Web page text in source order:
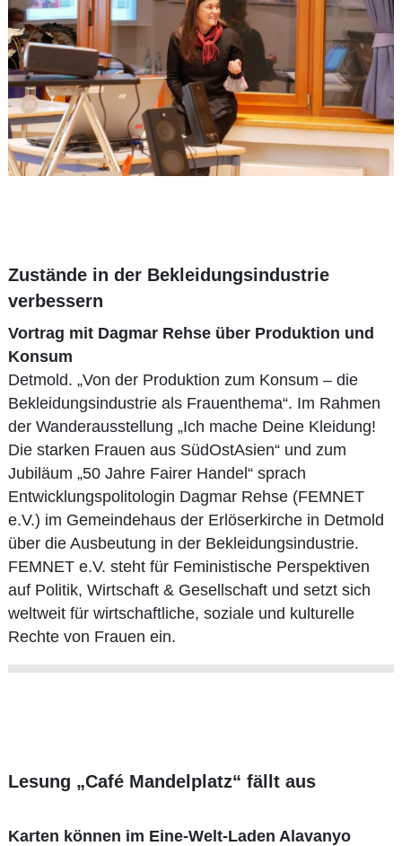
Zustände in der Bekleidungsindustrie
verbessern
Vortrag mit Dagmar Rehse über Produktion und
Konsum
Detmold. „Von der Produktion zum Konsum – die
Bekleidungsindustrie als Frauenthema“. Im Rahmen
der Wanderausstellung „Ich mache Deine Kleidung!
Die starken Frauen aus SüdOstAsien“ und zum
Jubiläum „50 Jahre Fairer Handel“ sprach
Entwicklungspolitologin Dagmar Rehse (FEMNET
e.V.) im Gemeindehaus der Erlöserkirche in Detmold
über die Ausbeutung in der Bekleidungsindustrie.
FEMNET e.V. steht für Feministische Perspektiven
auf Politik, Wirtschaft & Gesellschaft und setzt sich
weltweit für wirtschaftliche, soziale und kulturelle
Rechte von Frauen ein.
Lesung „Café Mandelplatz“ fällt aus
Karten können im Eine-Welt-Laden Alavanyo